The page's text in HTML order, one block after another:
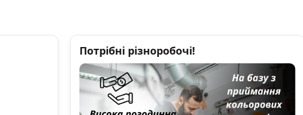
Потрібні різноробочі!